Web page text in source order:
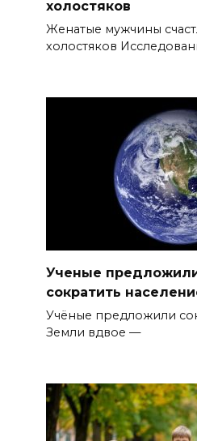
холостяков
Женатые мужчины
холостяков
Ученые
сократить
Учёные предложили
Земли вдвое —